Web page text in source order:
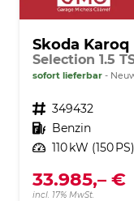
Skoda Karoq
sofort lieferbar
Fahrzeugnr. 349432
Kraftstoff Benzin
Leistung 110 kW (150 PS)
33.985,– €
incl. 17% MwSt.